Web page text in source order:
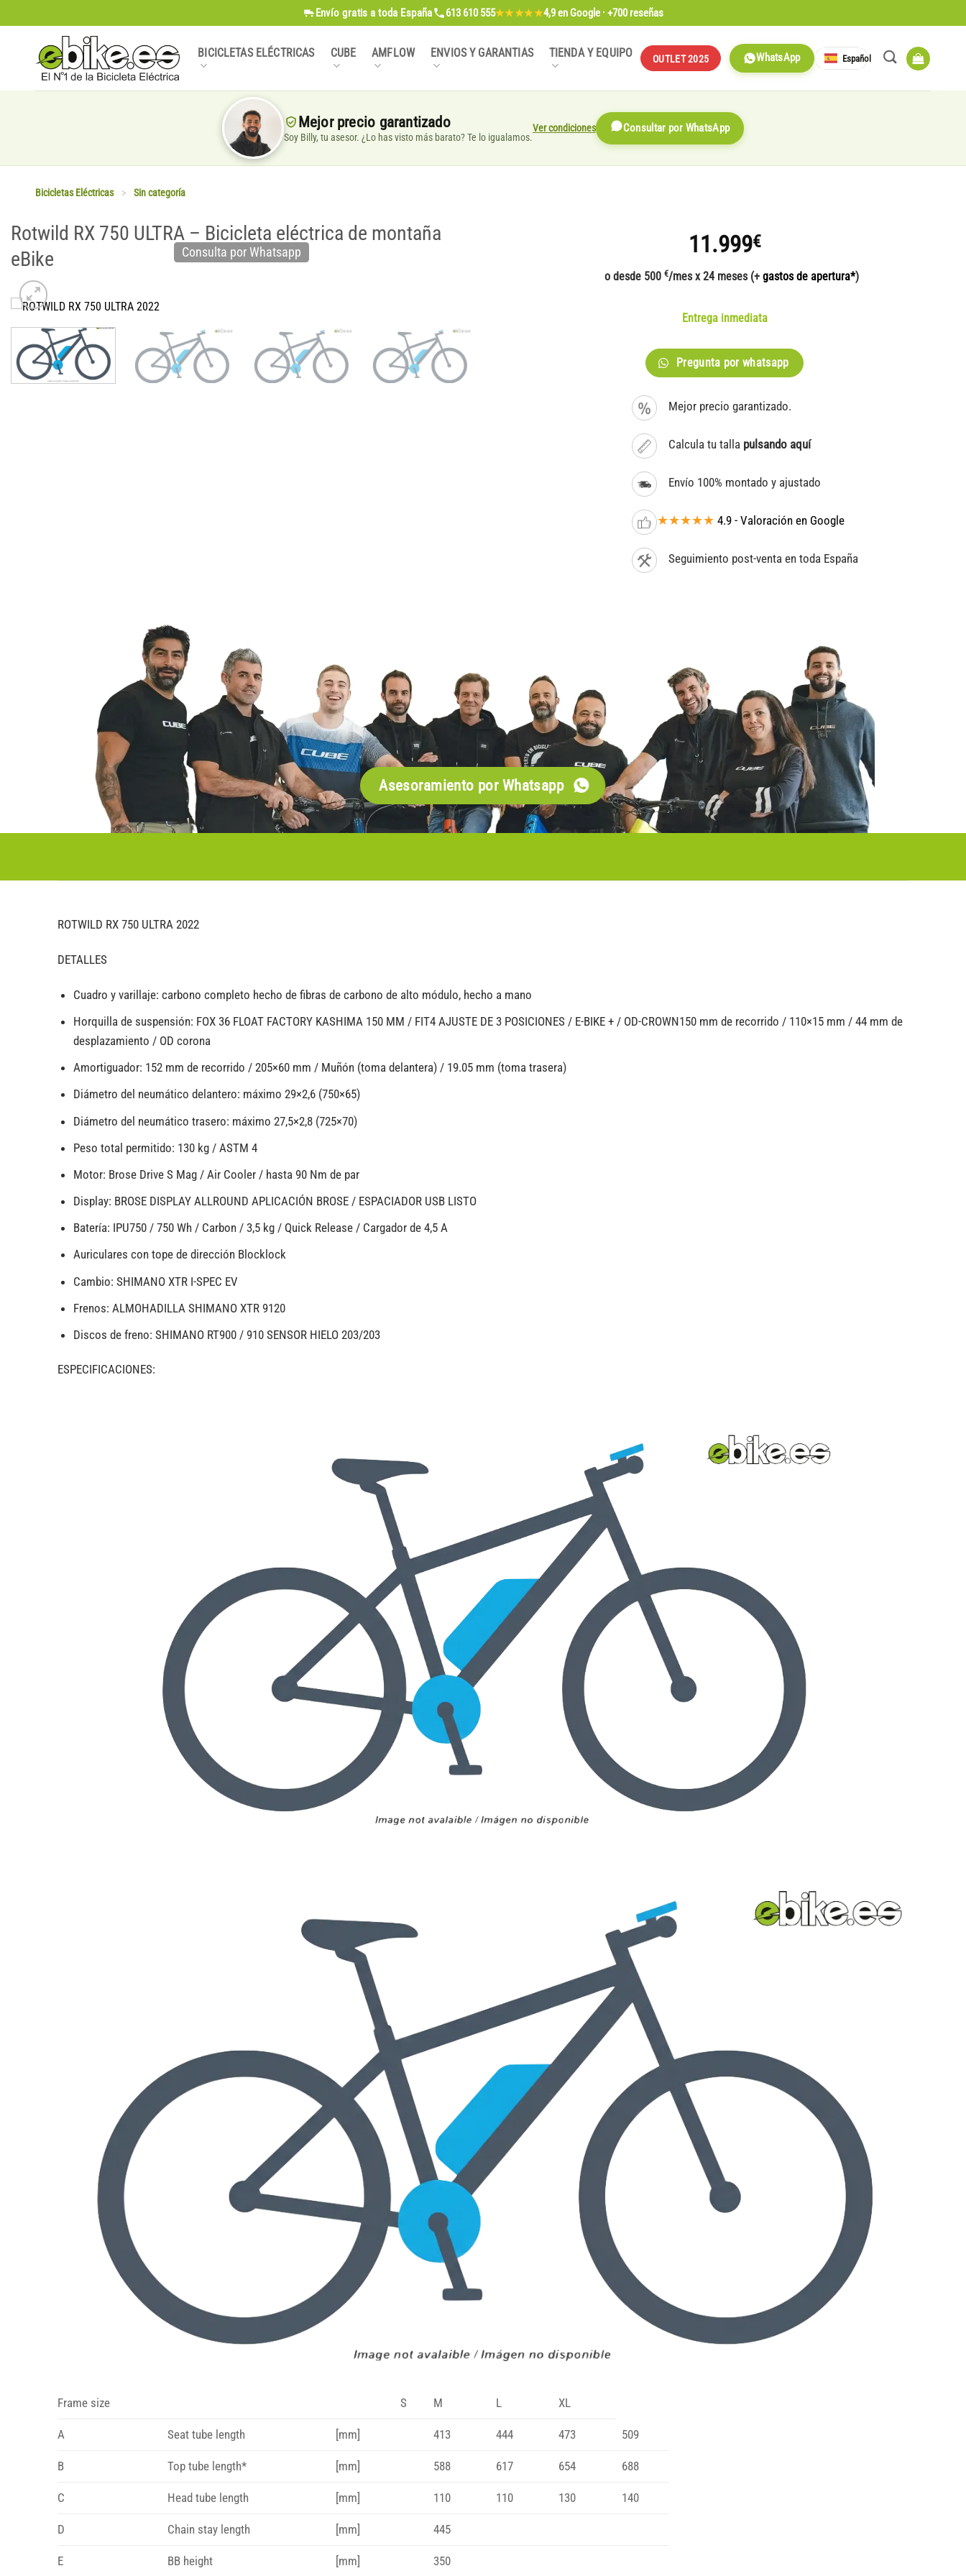
al
contenido
Envío gratis a toda España 613 610 555★★★★★4,9en Google · +700 reseñas
BICICLETAS ELÉCTRICAS CUBE AMFLOW ENVIOS Y GARANTIAS TIENDA Y EQUIPO OUTLET 2025 WhatsApp Español
Mejor precio garantizado
Soy Billy, tu asesor. ¿Lo has visto más barato? Te lo igualamos.
Ver condiciones Consultar por WhatsApp
Bicicletas Eléctricas > Sin categoría
Rotwild RX 750 ULTRA – Bicicleta eléctrica de montaña
eBike
Consulta por Whatsapp 11.999€
o desde 500 €/mes x 24 meses (+ gastos de apertura*)
Entrega inmediata
Pregunta por whatsapp
Mejor precio garantizado.
Calcula tu talla pulsando aquí
Envío 100% montado y ajustado
★★★★★ 4.9 - Valoración en Google
Seguimiento post-venta en toda España
Asesoramiento por Whatsapp
ROTWILD RX 750 ULTRA 2022
DETALLES
Cuadro y varillaje: carbono completo hecho de fibras de carbono de alto módulo, hecho a mano
Horquilla de suspensión: FOX 36 FLOAT FACTORY KASHIMA 150 MM / FIT4 AJUSTE DE 3 POSICIONES / E-BIKE + / OD-CROWN150 mm de recorrido / 110×15 mm / 44 mm de
desplazamiento / OD corona
Amortiguador: 152 mm de recorrido / 205×60 mm / Muñón (toma delantera) / 19.05 mm (toma trasera)
Diámetro del neumático delantero: máximo 29×2,6 (750×65)
Diámetro del neumático trasero: máximo 27,5×2,8 (725×70)
Peso total permitido: 130 kg / ASTM 4
Motor: Brose Drive S Mag / Air Cooler / hasta 90 Nm de par
Display: BROSE DISPLAY ALLROUND APLICACIÓN BROSE / ESPACIADOR USB LISTO
Batería: IPU750 / 750 Wh / Carbon / 3,5 kg / Quick Release / Cargador de 4,5 A
Auriculares con tope de dirección Blocklock
Cambio: SHIMANO XTR I-SPEC EV
Frenos: ALMOHADILLA SHIMANO XTR 9120
Discos de freno: SHIMANO RT900 / 910 SENSOR HIELO 203/203
ESPECIFICACIONES:
Frame size S M L XL
A Seat tube length [mm] 413 444 473 509
B Top tube length* [mm] 588 617 654 688
C Head tube length [mm] 110 110 130 140
D Chain stay length [mm] 445
E BB height [mm] 350